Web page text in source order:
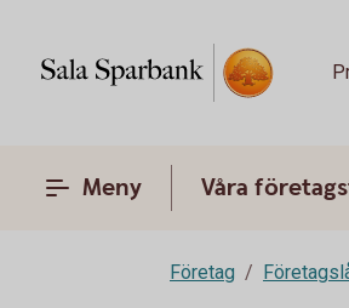
Meny Våra
Företag